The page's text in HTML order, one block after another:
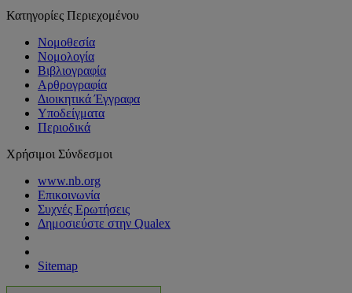
Κατηγορίες Περιεχομένου
Νομοθεσία
Νομολογία
Βιβλιογραφία
Αρθρογραφία
Διοικητικά Έγγραφα
Υποδείγματα
Περιοδικά
Χρήσιμοι Σύνδεσμοι
www.nb.org
Επικοινωνία
Συχνές Ερωτήσεις
Δημοσιεύστε στην Qualex
Sitemap